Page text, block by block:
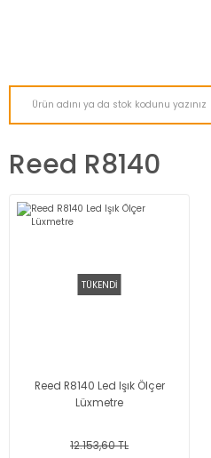
Reed R8140
TÜKENDİ
Reed R8140 Led Işık Ölçer
Lüxmetre
12.153,60 TL